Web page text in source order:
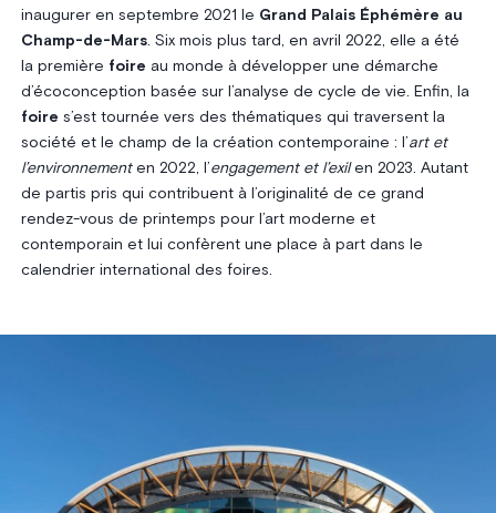
inaugurer en septembre 2021 le Grand Palais Éphémère au
Champ-de-Mars. Six mois plus tard, en avril 2022, elle a été
la première foire au monde à développer une démarche
d’écoconception basée sur l’analyse de cycle de vie. Enfin, la
foire s’est tournée vers des thématiques qui traversent la
société et le champ de la création contemporaine : l’art et
l’environnementen 2022, l’engagement et l’exilen 2023. Autant
de partis pris qui contribuent à l’originalité de ce grand
rendez-vous de printemps pour l’art moderne et
contemporain et lui confèrent une place à part dans le
calendrier international des foires.